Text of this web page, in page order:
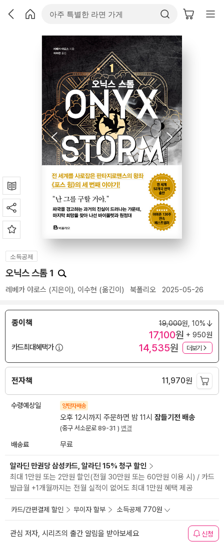
소득공제
오닉스 스톰 1
레베카 야로스 (지은이), 이수현 (옮긴이) 북폴리오 2025-05-26
종이책 19,000원, 10%
17,100원 + 950원
카드최대혜택가
14,535원 더보기
전자책 11,970원
수령예상일 양탄자배송
오후 12시까지 주문하면 밤 11시 잠들기전 배송
(중구 서소문로 89-31 ) 변경
배송료 무료
알라딘 만권당 삼성카드, 알라딘 15% 청구 할인
최대 1만원 또는 2만원 할인(전월 30만원 또는 60만원 이용 시) / 카드
발급월 +1개월까지는 전월 실적이 없어도 최대 1만원 혜택 제공
카드/간편결제 할인 무이자 할부 소득공제 770원
관심 저자, 시리즈의 출간 알림을 받아보세요 신청